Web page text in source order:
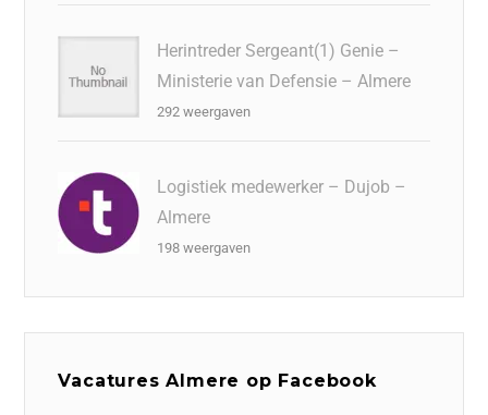
Herintreder Sergeant(1) Genie –
Ministerie van Defensie – Almere
292 weergaven
Logistiek medewerker – Dujob –
Almere
198 weergaven
Vacatures Almere op Facebook